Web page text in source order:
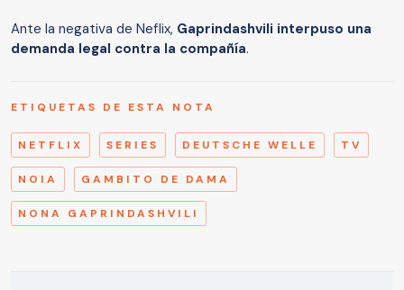
Ante la negativa de Neflix, Gaprindashvili interpuso una
demanda legal contra la compañía.
ETIQUETAS DE ESTA NOTA
NETFLIX SERIES DEUTSCHE WELLE TV
NOIA GAMBITO DE DAMA
NONA GAPRINDASHVILI